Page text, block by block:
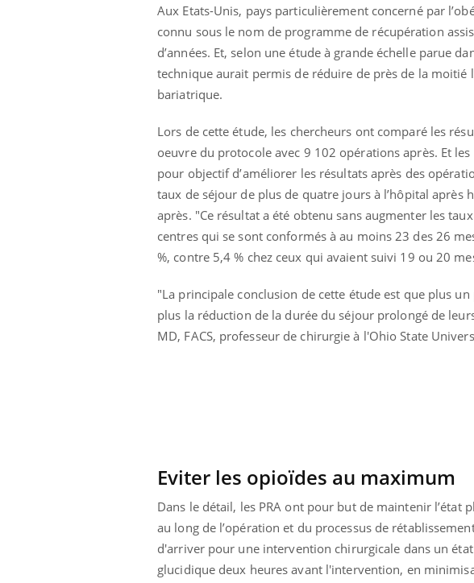
Aux Etats-Unis, pays particulièrement concerné par
connu sous le nom de programme de récupération
d’années. Et, selon une étude à grande échelle parue
technique aurait permis de réduire de près de la
bariatrique.
Lors de cette étude, les chercheurs ont comparé les
oeuvre du protocole avec 9 102 opérations après. Et
pour objectif d’améliorer les résultats après des
taux de séjour de plus de quatre jours à l’hôpital après
après. "Ce résultat a été obtenu sans augmenter les
centres qui se sont conformés à au moins 23 des 26
%, contre 5,4 % chez ceux qui avaient suivi 19 ou 20
"La principale conclusion de cette étude est que plus
plus la réduction de la durée du séjour prolongé de
MD, FACS, professeur de chirurgie à l'Ohio State
Eviter les opioïdes au maximum
Dans le détail, les PRA ont pour but de maintenir
au long de l’opération et du processus de
d'arriver pour une intervention chirurgicale dans un
glucidique deux heures avant l'intervention, en